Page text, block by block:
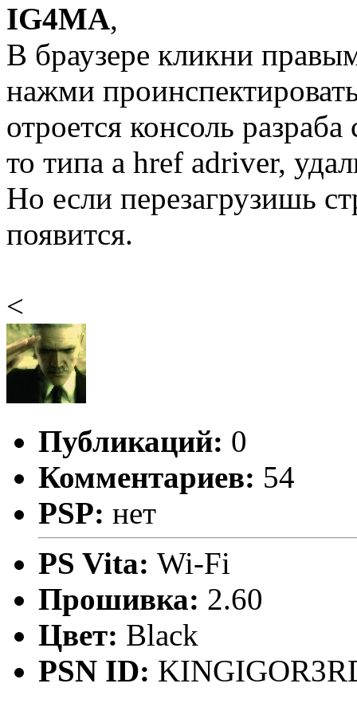
IG4MA,
В браузере кликни
нажми
отроется консоль
то типа a href adriver,
Но если перезагрузишь
появится.
<
Публикаций: 0
Комментариев: 54
PSP: нет
PS Vita: Wi-Fi
Прошивка: 2.60
Цвет: Black
PSN ID: